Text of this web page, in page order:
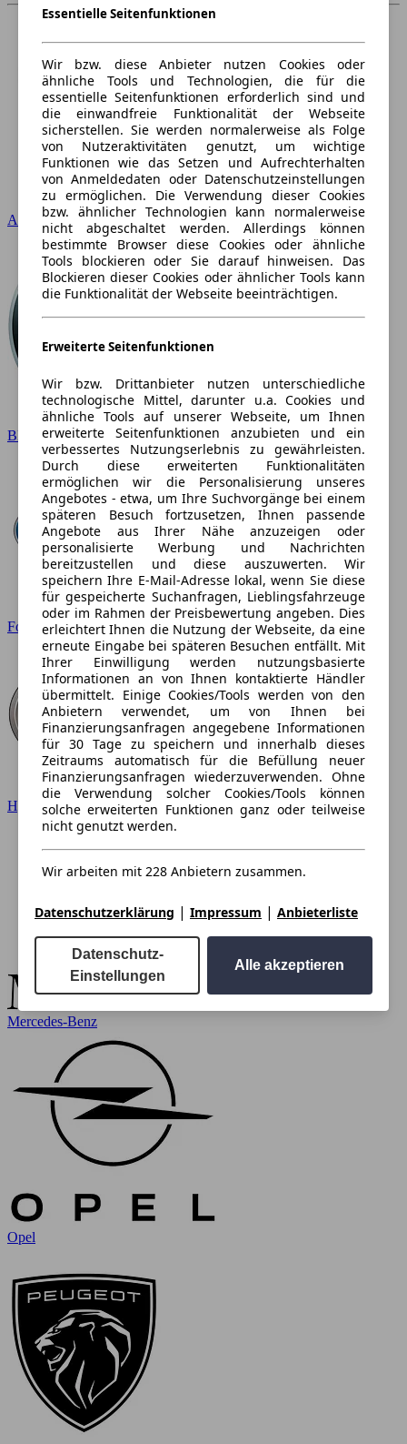
Essentielle Seitenfunktionen
Wir bzw. diese Anbieter nutzen Cookies oder
ähnliche Tools und Technologien, die für die
essentielle Seitenfunktionen erforderlich sind und
die einwandfreie Funktionalität der Webseite
sicherstellen. Sie werden normalerweise als Folge
von Nutzeraktivitäten genutzt, um wichtige
Funktionen wie das Setzen und Aufrechterhalten
von Anmeldedaten oder Datenschutzeinstellungen
zu ermöglichen. Die Verwendung dieser Cookies
bzw. ähnlicher Technologien kann normalerweise
nicht abgeschaltet werden. Allerdings können
bestimmte Browser diese Cookies oder ähnliche
Tools blockieren oder Sie darauf hinweisen. Das
Blockieren dieser Cookies oder ähnlicher Tools kann
die Funktionalität der Webseite beeinträchtigen.
Erweiterte Seitenfunktionen
Wir bzw. Drittanbieter nutzen unterschiedliche
technologische Mittel, darunter u.a. Cookies und
ähnliche Tools auf unserer Webseite, um Ihnen
erweiterte Seitenfunktionen anzubieten und ein
verbessertes Nutzungserlebnis zu gewährleisten.
Durch diese erweiterten Funktionalitäten
ermöglichen wir die Personalisierung unseres
Angebotes - etwa, um Ihre Suchvorgänge bei einem
späteren Besuch fortzusetzen, Ihnen passende
Angebote aus Ihrer Nähe anzuzeigen oder
personalisierte Werbung und Nachrichten
bereitzustellen und diese auszuwerten. Wir
speichern Ihre E-Mail-Adresse lokal, wenn Sie diese
für gespeicherte Suchanfragen, Lieblingsfahrzeuge
oder im Rahmen der Preisbewertung angeben. Dies
erleichtert Ihnen die Nutzung der Webseite, da eine
erneute Eingabe bei späteren Besuchen entfällt. Mit
Ihrer Einwilligung werden nutzungsbasierte
Informationen an von Ihnen kontaktierte Händler
übermittelt. Einige Cookies/Tools werden von den
Anbietern verwendet, um von Ihnen bei
Finanzierungsanfragen angegebene Informationen
für 30 Tage zu speichern und innerhalb dieses
Zeitraums automatisch für die Befüllung neuer
Finanzierungsanfragen wiederzuverwenden. Ohne
die Verwendung solcher Cookies/Tools können
solche erweiterten Funktionen ganz oder teilweise
nicht genutzt werden.
Wir arbeiten mit 228 Anbietern zusammen.
Datenschutzerklärung | Impressum | Anbieterliste
Datenschutz-
Einstellungen
Alle akzeptieren
Audi
BMW
Ford
Hyundai
Mercedes-Benz
Opel